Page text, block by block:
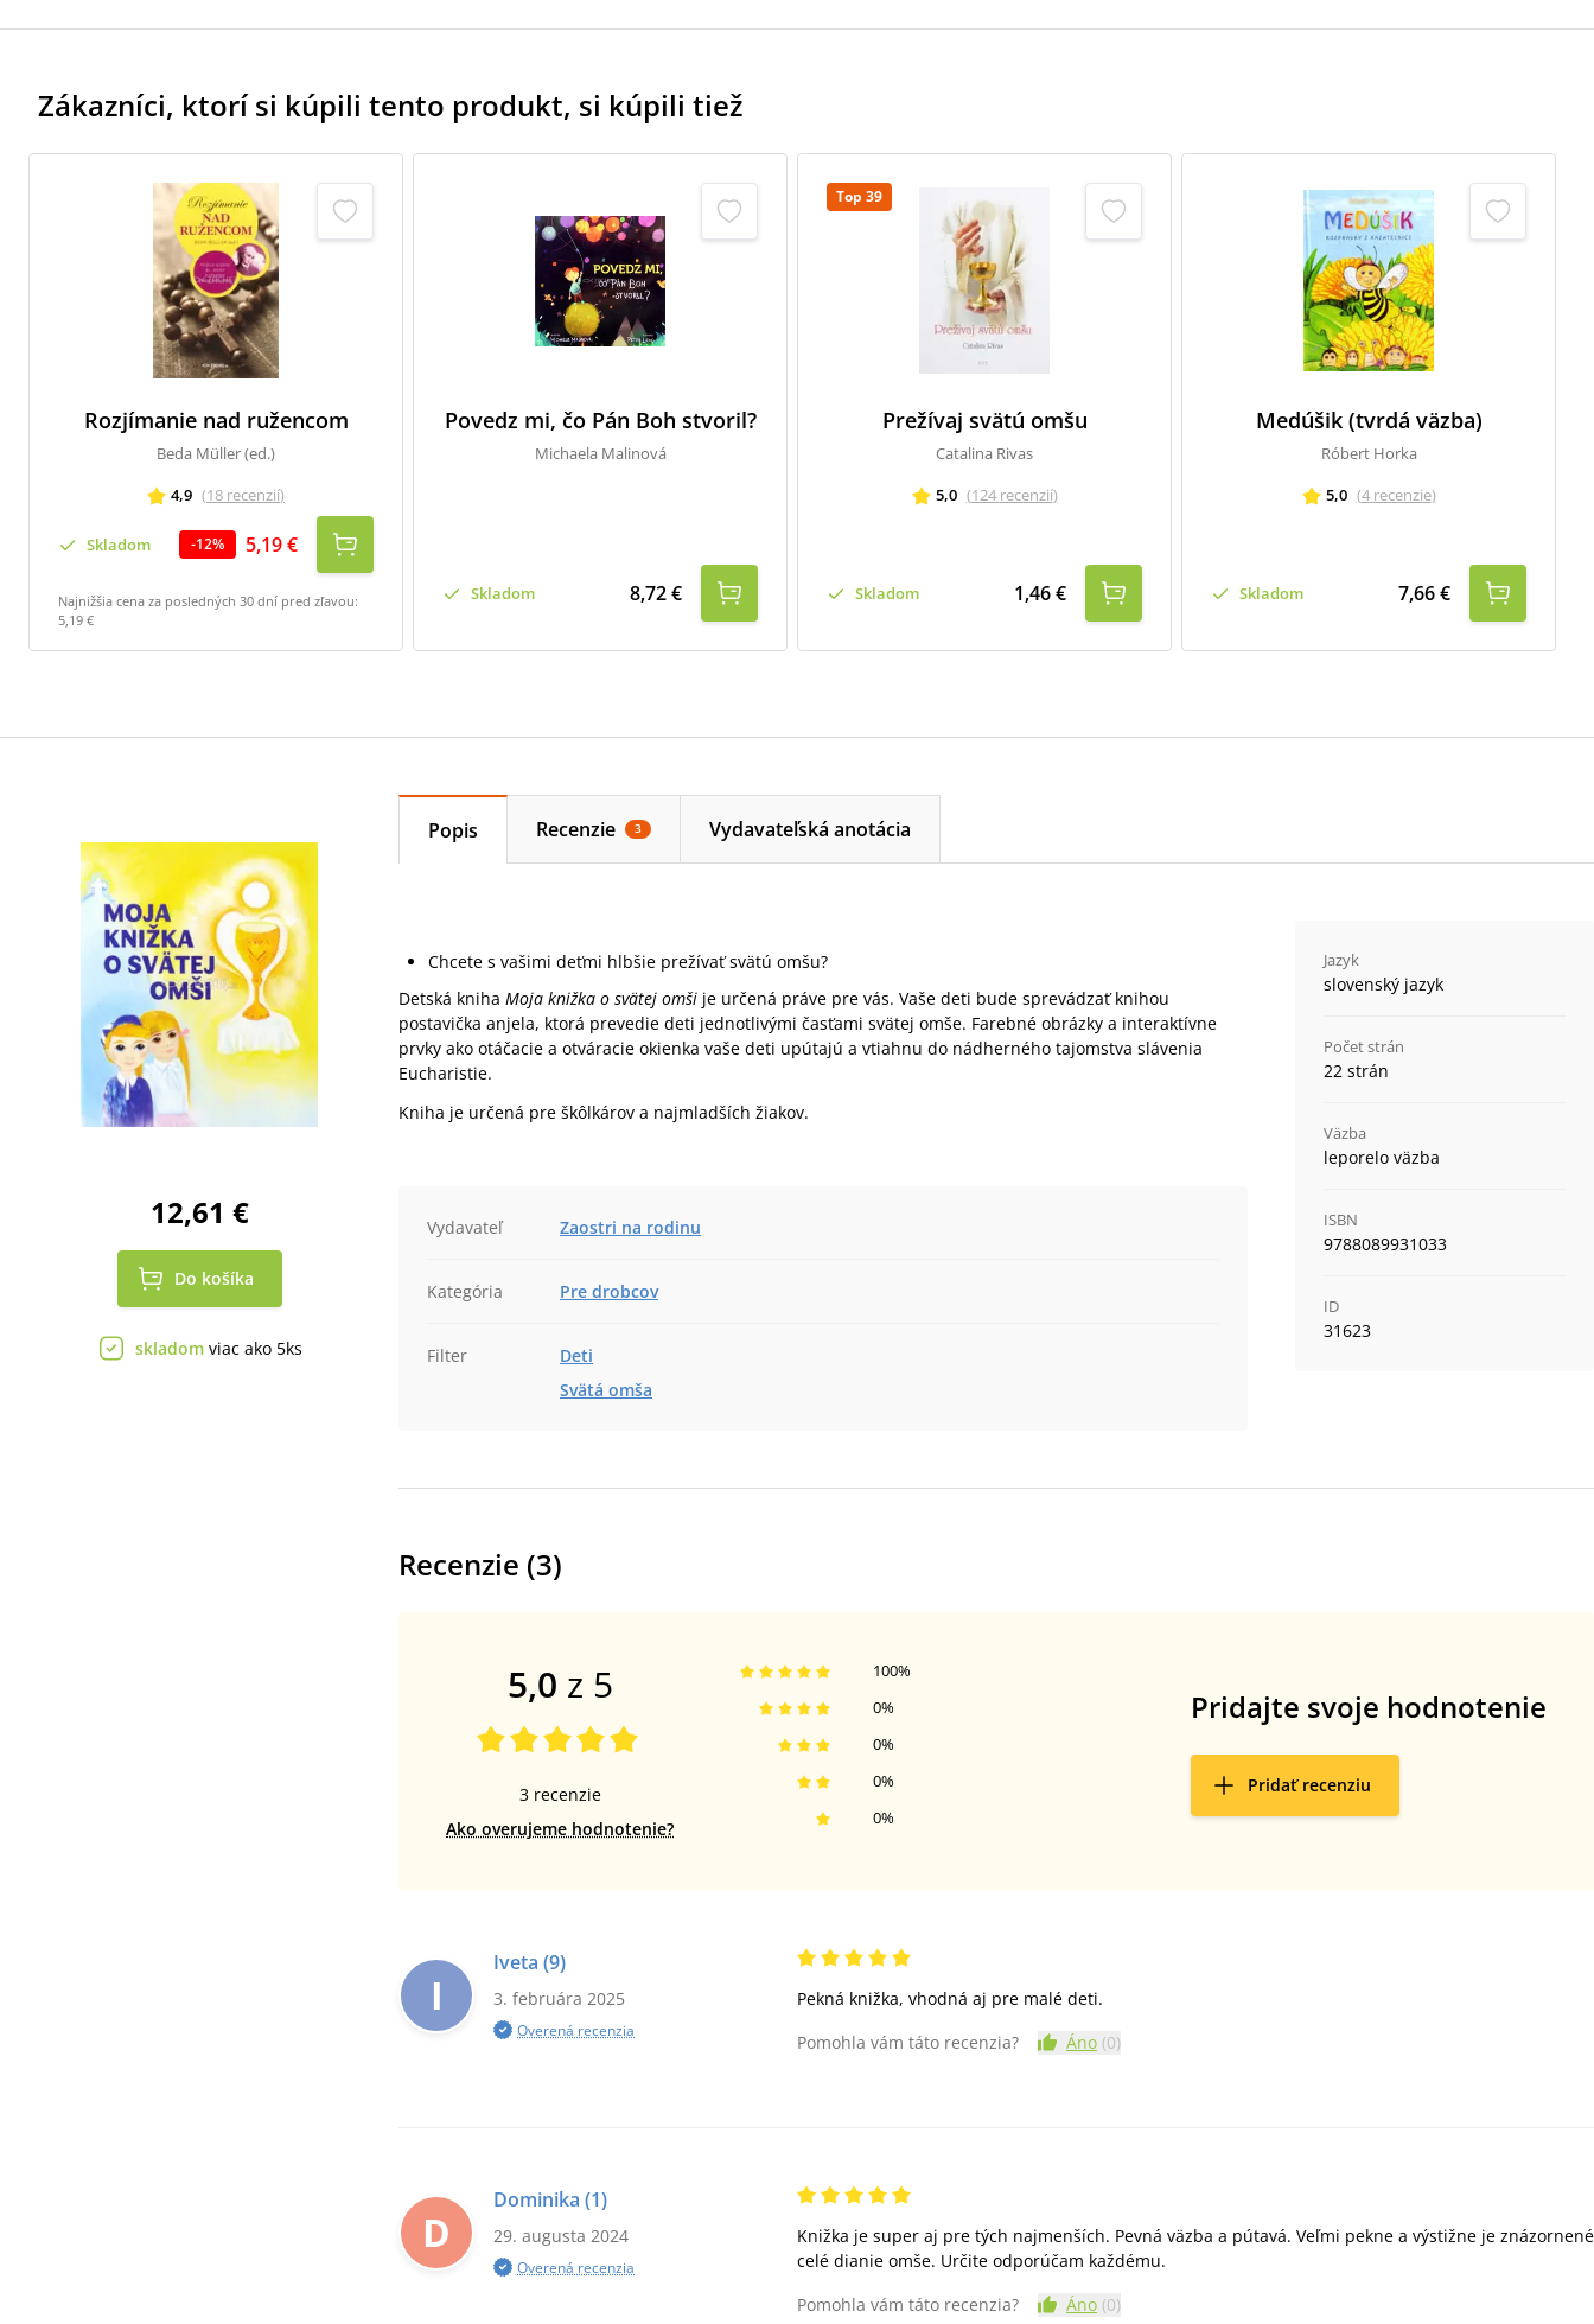
Zákazníci, ktorí si kúpili tento produkt, si kúpili tiež
Rozjímanie nad ružencom
Beda Müller (ed.)
4,9 (18 recenzií)
Skladom -12% 5,19 €
Najnižšia cena za posledných 30 dní pred zľavou:
5,19 €
Povedz mi, čo Pán Boh stvoril?
Michaela Malinová
Skladom 8,72 €
Top 39
Prežívaj svätú omšu
Catalina Rivas
5,0 (124 recenzií)
Skladom 1,46 €
Medúšik (tvrdá väzba)
Róbert Horka
5,0 (4 recenzie)
Skladom 7,66 €
12,61 €
Do košíka
skladom viac ako 5ks
Popis Recenzie 3 Vydavateľská anotácia
Chcete s vašimi deťmi hlbšie prežívať svätú omšu?
Detská kniha Moja knižka o svätej omši je určená práve pre vás. Vaše deti bude sprevádzať knihou
postavička anjela, ktorá prevedie deti jednotlivými časťami svätej omše. Farebné obrázky a interaktívne
prvky ako otáčacie a otváracie okienka vaše deti upútajú a vtiahnu do nádherného tajomstva slávenia
Eucharistie.
Kniha je určená pre škôlkárov a najmladších žiakov.
Vydavateľ Zaostri na rodinu
Kategória Pre drobcov
Filter
Deti
Svätá omša
Jazyk
slovenský jazyk
Počet strán
22 strán
Väzba
leporelo väzba
ISBN
9788089931033
ID
31623
Recenzie (3)
5,0 z 5
3 recenzie
Ako overujeme hodnotenie?
0%
0%
0%
0%
100%
Pridajte svoje hodnotenie
Pridať recenziu
I
Iveta (9)
3. februára 2025
Overená recenzia
Pekná knižka, vhodná aj pre malé deti.
Pomohla vám táto recenzia?
Áno (0)
D
Dominika (1)
29. augusta 2024
Overená recenzia
Knižka je super aj pre tých najmenších. Pevná väzba a pútavá. Veľmi pekne a výstižne je znázornené
celé dianie omše. Určite odporúčam každému.
Pomohla vám táto recenzia?
Áno (0)